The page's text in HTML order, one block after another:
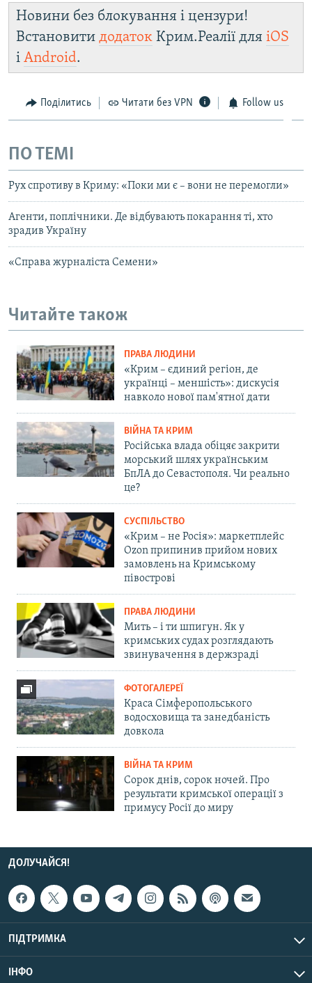
Новини без блокування і цензури!
Встановити додаток Крим.Реалії для iOS
і Android.
Поділитись Читати без VPN Follow us
ПО ТЕМІ
Рух cпротиву в Криму: «Поки ми є – вони не перемогли»
Агенти, поплічники. Де відбувають покарання ті, хто
зрадив Україну
«Справа журналіста Семени»
Читайте також
ПРАВА ЛЮДИНИ
«Крим – єдиний регіон, де
українці – меншість»: дискусія
навколо нової пам'ятної дати
ВІЙНА ТА КРИМ
Російська влада обіцяє закрити
морський шлях українським
БпЛА до Севастополя. Чи реально
це?
СУСПІЛЬСТВО
«Крим – не Росія»: маркетплейс
Ozon припинив прийом нових
замовлень на Кримському
півострові
ПРАВА ЛЮДИНИ
Мить – і ти шпигун. Як у
кримських судах розглядають
звинувачення в держзраді
ФОТОГАЛЕРЕЇ
Краса Сімферопольського
водосховища та занедбаність
довкола
ВІЙНА ТА КРИМ
Сорок днів, сорок ночей. Про
результати кримської операції з
примусу Росії до миру
ДОЛУЧАЙСЯ!
ПІДТРИМКА
ІНФО